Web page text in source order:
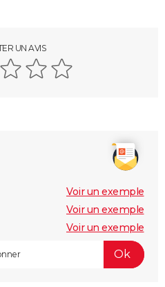
UN AVIS
Voir un exemple
Voir un exemple
Voir un exemple